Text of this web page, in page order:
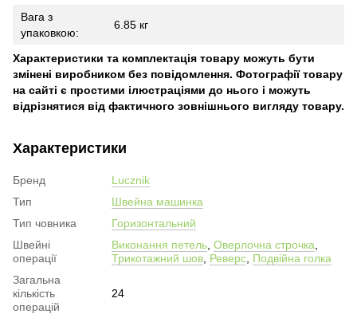
Вага з
упаковкою:
6.85 кг
Характеристики та комплектація товару можуть бути
змінені виробником без повідомлення. Фотографії товару
на сайті є простими ілюстраціями до нього і можуть
відрізнятися від фактичного зовнішнього вигляду товару.
Характеристики
Бренд
Lucznik
Тип
Швейна машинка
Тип човника
Горизонтальний
Швейні
операції
Виконання петель Оверлочна строчка
Трикотажний шов Реверс Подвійна голка
Загальна
кількість
операцій
24